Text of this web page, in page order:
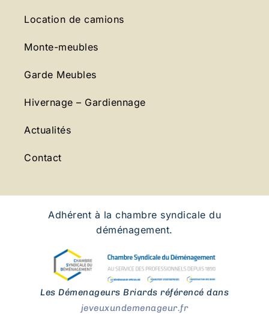
Location de camions
Monte-meubles
Garde Meubles
Hivernage – Gardiennage
Actualités
Contact
Adhérent à la chambre syndicale du
déménagement.
Les Démenageurs Briards référencé dans
jeveuxundemenageur.fr